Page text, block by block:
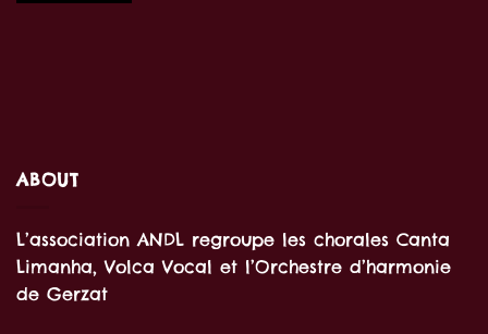
ABOUT
L’association ANDL regroupe les chorales Canta
Limanha, Volca Vocal et l’Orchestre d’harmonie
de Gerzat